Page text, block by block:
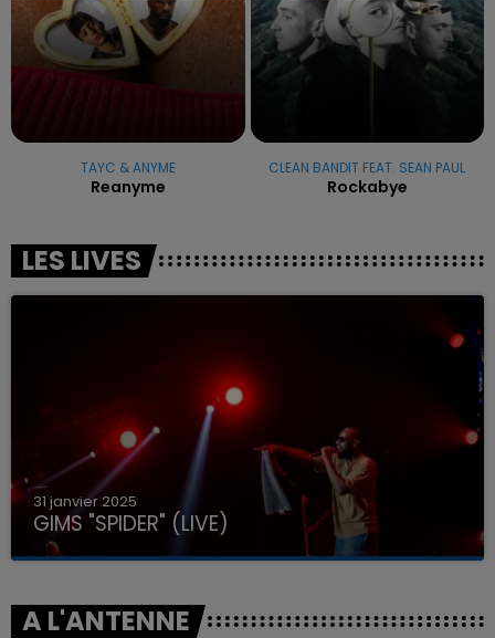
TAYC & ANYME
Reanyme
CLEAN BANDIT FEAT. SEAN PAUL
Rockabye
LES LIVES
31 janvier 2025
GIMS "SPIDER" (LIVE)
A L'ANTENNE